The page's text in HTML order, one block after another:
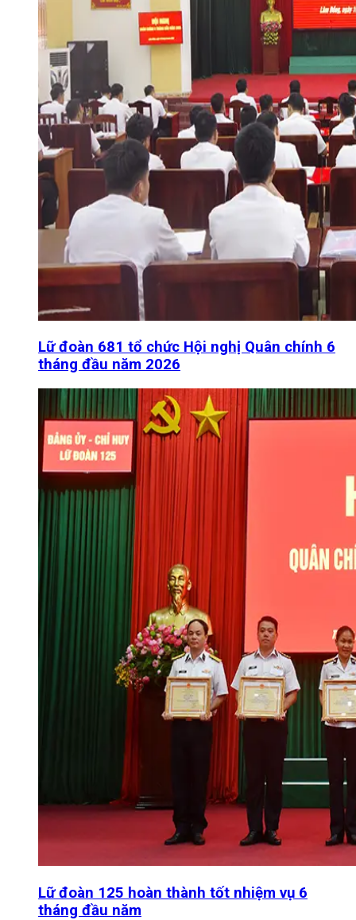
Lữ đoàn 681 tổ chức Hội nghị Quân chính 6
tháng đầu năm 2026
Lữ đoàn 125 hoàn thành tốt nhiệm vụ 6
tháng đầu năm